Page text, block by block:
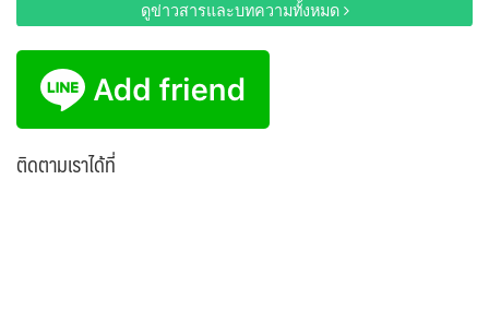
ดูข่าวสารและบทความทั้งหมด
ติดตามเราได้ที่